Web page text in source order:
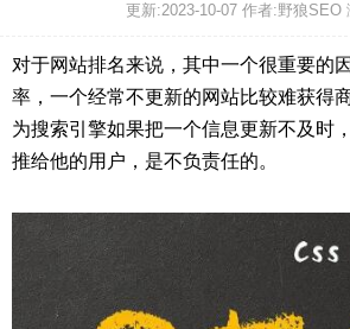
更新:2023-10-07 作者:野狼SEO
对于网站排名来说，其中一个很重要的
率，一个经常不更新的网站比较难获得
为搜索引擎如果把一个信息更新不及时
推给他的用户，是不负责任的。